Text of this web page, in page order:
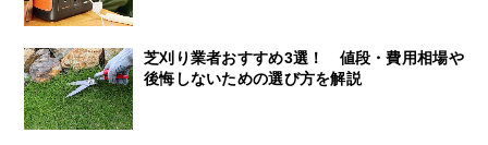
芝刈り業者おすすめ3選！ 値段・費用相場や
後悔しないための選び方を解説